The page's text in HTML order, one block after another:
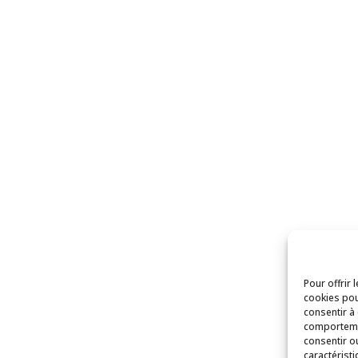
Pour offrir
cookies
consentir
consentir